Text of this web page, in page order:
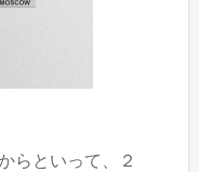
らといって、２